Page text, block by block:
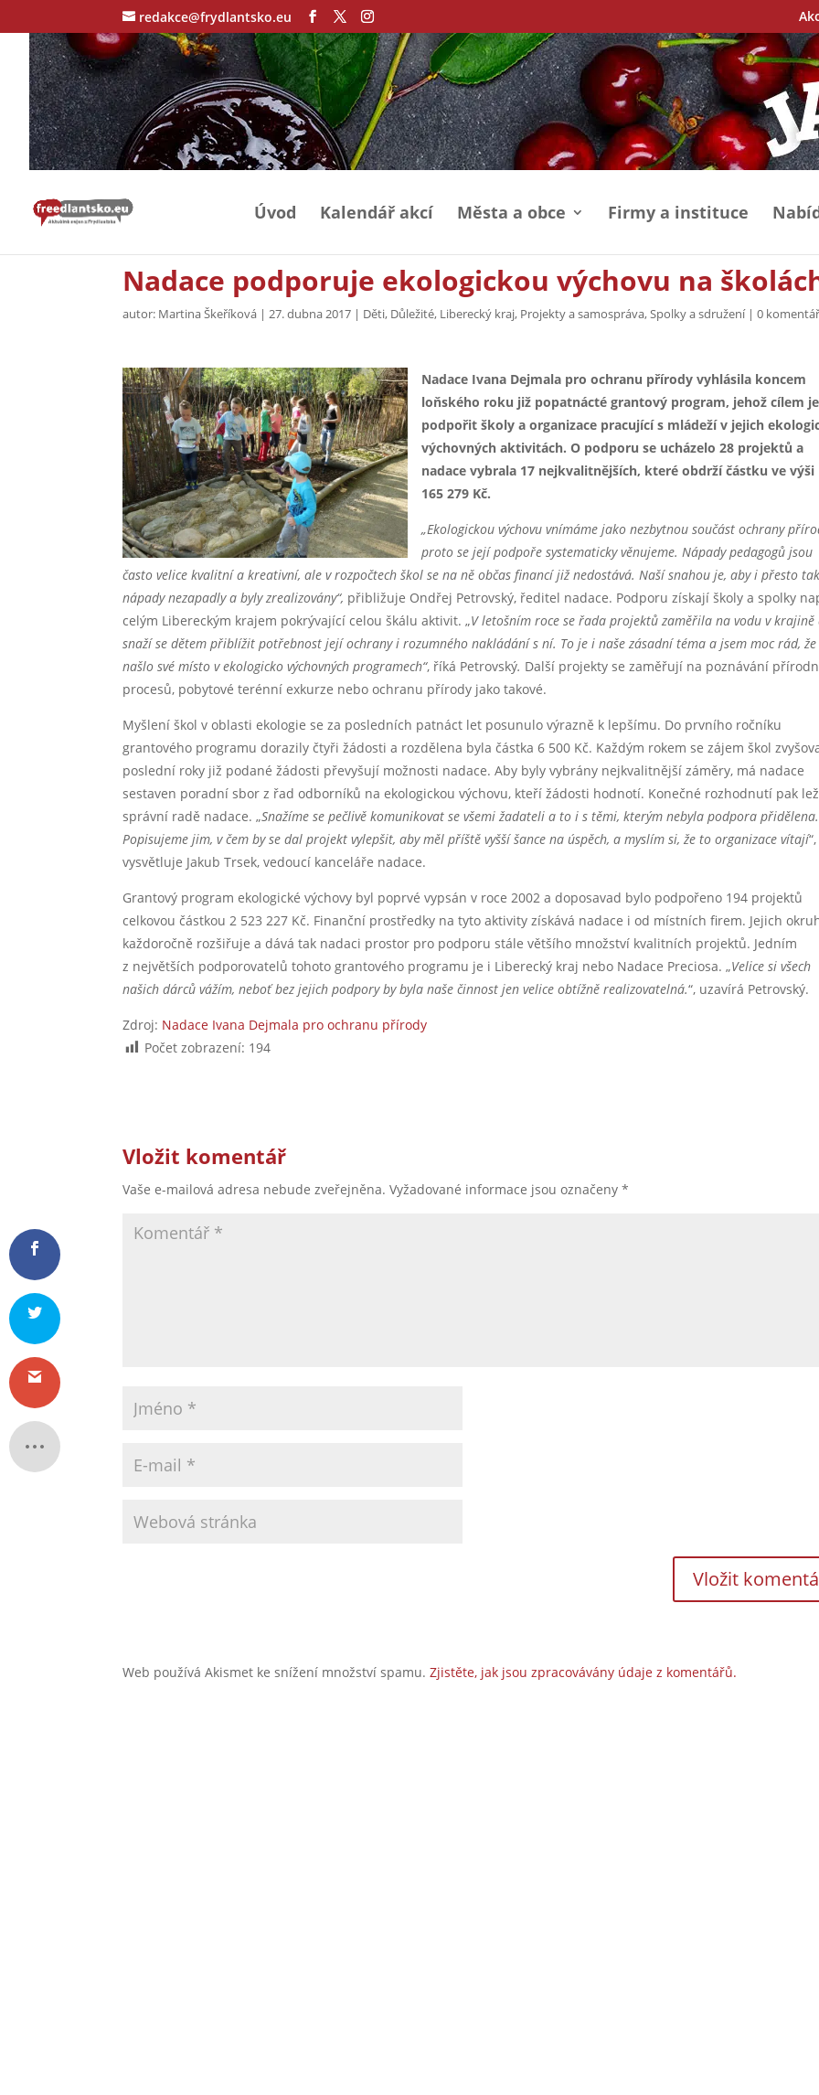
redakce@frydlantsko.eu
Úvod Kalendář akcí Města a obce Firmy a instituce
Nadace podporuje ekologickou výchovu na
autor: Martina Škeříková |27. dubna 2017 | Děti, Důležité, Liberecký kraj, Projekty a samospráva,Spolky a sdružení|0
Nadace Ivana Dejmala pro ochranu přírody vyhlásila koncem
loňského roku již popatnácté grantový program, jehož cílem je
podpořit školy a organizace pracující s mládeží v jejich
výchovných aktivitách. O podporu se ucházelo 28 projektů a
nadace vybrala 17 nejkvalitnějších, které obdrží částku ve výši
165 279 Kč.
„Ekologickou výchovu vnímáme jako nezbytnou součást ochrany
proto se její podpoře systematicky věnujeme. Nápady pedagogů jsou
často velice kvalitní a kreativní, ale v rozpočtech škol se na ně občas financí již nedostává. Naší snahou je, aby i přesto
nápady nezapadly a byly zrealizovány“, přibližuje Ondřej Petrovský, ředitel nadace. Podporu získají školy a spolky
celým Libereckým krajem pokrývající celou škálu aktivit. „V letošním roce se řada projektů zaměřila na vodu v krajině
snaží se dětem přiblížit potřebnost její ochrany i rozumného nakládání s ní. To je i naše zásadní téma a jsem moc rád,
našlo své místo v ekologicko výchovných programech“, říká Petrovský. Další projekty se zaměřují na poznávání
procesů, pobytové terénní exkurze nebo ochranu přírody jako takové.
Myšlení škol v oblasti ekologie se za posledních patnáct let posunulo výrazně k lepšímu. Do prvního ročníku
grantového programu dorazily čtyři žádosti a rozdělena byla částka 6 500 Kč. Každým rokem se zájem škol
poslední roky již podané žádosti převyšují možnosti nadace. Aby byly vybrány nejkvalitnější záměry, má nadace
sestaven poradní sbor z řad odborníků na ekologickou výchovu, kteří žádosti hodnotí. Konečné rozhodnutí pak
správní radě nadace. „Snažíme se pečlivě komunikovat se všemi žadateli a to i s těmi, kterým nebyla podpora přidělena.
Popisujeme jim, v čem by se dal projekt vylepšit, aby měl příště vyšší šance na úspěch, a myslím si, že to organizace vítají“,
vysvětluje Jakub Trsek, vedoucí kanceláře nadace.
Grantový program ekologické výchovy byl poprvé vypsán v roce 2002 a doposavad bylo podpořeno 194 projektů
celkovou částkou 2 523 227 Kč. Finanční prostředky na tyto aktivity získává nadace i od místních firem. Jejich
každoročně rozšiřuje a dává tak nadaci prostor pro podporu stále většího množství kvalitních projektů. Jedním
z největších podporovatelů tohoto grantového programu je i Liberecký kraj nebo Nadace Preciosa. „Velice si všech
našich dárců vážím, neboť bez jejich podpory by byla naše činnost jen velice obtížně realizovatelná.“, uzavírá Petrovský.
Zdroj: Nadace Ivana Dejmala pro ochranu přírody
Počet zobrazení: 194
Vložit komentář
Vaše e-mailová adresa nebude zveřejněna. Vyžadované informace jsou označeny*
Web používá Akismet ke snížení množství spamu.Zjistěte, jak jsou zpracovávány údaje z komentářů.